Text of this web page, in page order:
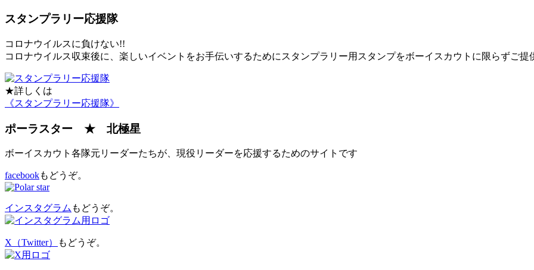
スタンプラリー応援隊
コロナウイルスに負けない!!
コロナウイルス収束後に、楽しいイベントをお手伝いするためにスタンプラリー用スタンプをボーイスカウトに限らずご提
★詳しくは
《スタンプラリー応援隊》
ポーラスター ★ 北極星
ボーイスカウト各隊元リーダーたちが、現役リーダーを応援するためのサイトです
facebookもどうぞ。
インスタグラム もどうぞ。
X（Twitter） もどうぞ。